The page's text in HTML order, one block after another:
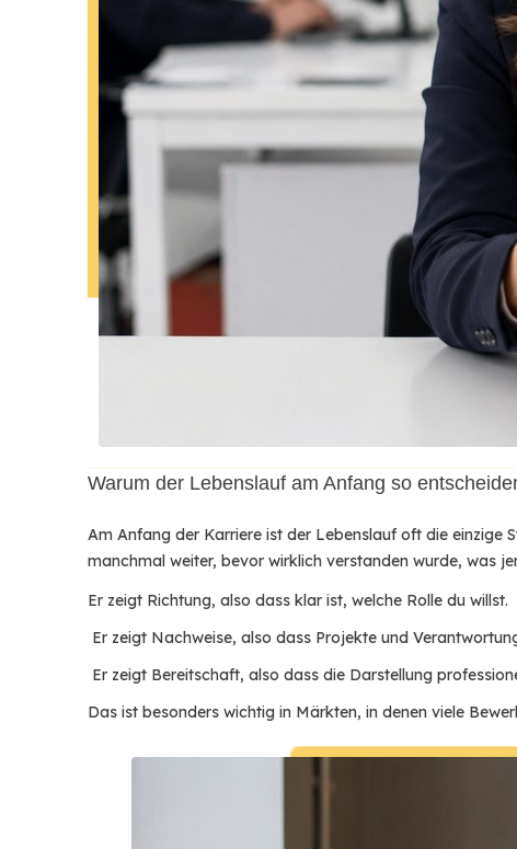
Warum der Lebenslauf am Anfang so
Am Anfang der Karriere ist der Lebenslauf oft die einzige
manchmal weiter, bevor wirklich verstanden wurde, was
Er zeigt Richtung, also dass klar ist, welche Rolle du willst.
Er zeigt Nachweise, also dass Projekte und
Er zeigt Bereitschaft, also dass die Darstellung
Das ist besonders wichtig in Märkten, in denen viele